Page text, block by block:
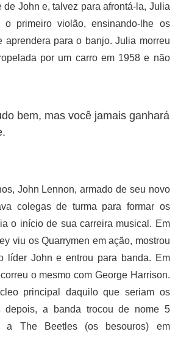
de John e, talvez para afrontá-la, Julia
primeiro violão, ensinando-lhe os
aprendera para o banjo. Julia morreu
por um carro em 1958 e não
bem, mas você jamais ganhará
John Lennon, armado de seu novo
colegas de turma para formar os
o início de sua carreira musical. Em
viu os Quarrymen em ação, mostrou
líder John e entrou para banda. Em
o mesmo com George Harrison.
principal daquilo que seriam os
depois, a banda trocou de nome 5
a The Beetles (os besouros) em